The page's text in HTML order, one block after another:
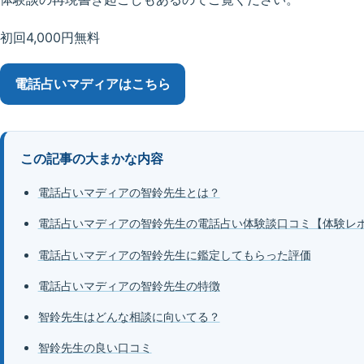
初回4,000円無料
電話占いマディアはこちら
この記事の大まかな内容
電話占いマディアの智鈴先生とは？
電話占いマディアの智鈴先生の電話占い体験談口コミ【体験レ
電話占いマディアの智鈴先生に鑑定してもらった評価
電話占いマディアの智鈴先生の特徴
智鈴先生はどんな相談に向いてる？
智鈴先生の良い口コミ